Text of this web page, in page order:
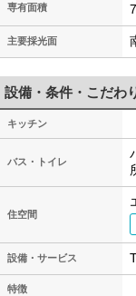
専有面積
主要採光面
設備・条件・こだわ
キッチン
バス・トイレ
住空間
設備・サービス
特徴